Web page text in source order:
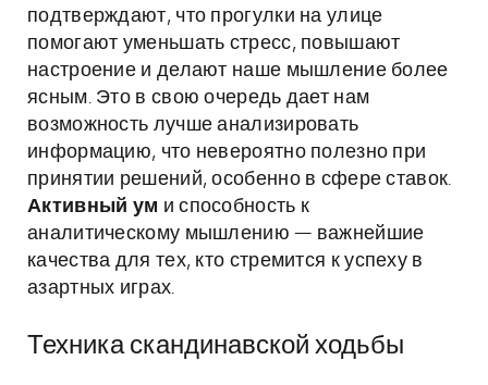
подтверждают, что прогулки на улице
помогают уменьшать стресс, повышают
настроение и делают наше мышление более
ясным. Это в свою очередь дает нам
возможность лучше анализировать
информацию, что невероятно полезно при
принятии решений, особенно в сфере ставок.
Активный ум и способность к
аналитическому мышлению — важнейшие
качества для тех, кто стремится к успеху в
азартных играх.
Техника скандинавской ходьбы